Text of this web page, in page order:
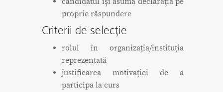
proprie răspundere
Criterii de selecție
rolul în organizația/instituția
reprezentată
justificarea motivației de a
participa la curs